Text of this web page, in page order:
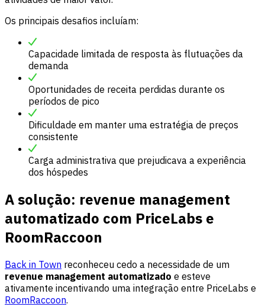
Os principais desafios incluíam:
Capacidade limitada de resposta às flutuações da
demanda
Oportunidades de receita perdidas durante os
períodos de pico
Dificuldade em manter uma estratégia de preços
consistente
Carga administrativa que prejudicava a experiência
dos hóspedes
A solução: revenue management
automatizado com PriceLabs e
RoomRaccoon
Back in Town reconheceu cedo a necessidade de um
revenue management automatizado e esteve
ativamente incentivando uma integração entre PriceLabs e
RoomRaccoon.